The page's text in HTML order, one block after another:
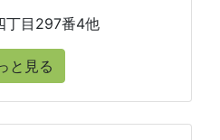
丁目297番4他
と見る